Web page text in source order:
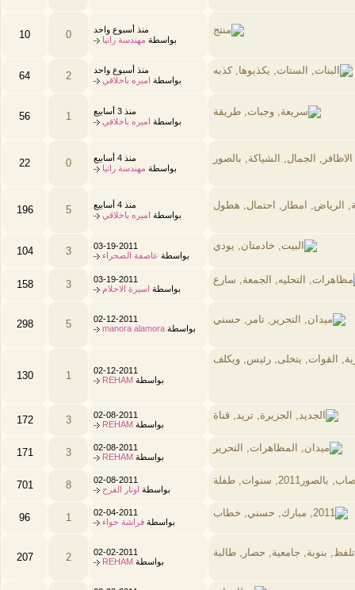
منذ أسبوع واحد
بواسطة مهندسة رانيا 0
10
منذ أسبوع واحد
بواسطة اميره باخلاقي 2
64
منذ 3 أسابيع
بواسطة اميره باخلاقي 1
56
منذ 4 أسابيع
بواسطة مهندسة رانيا 0
22
منذ 4 أسابيع
بواسطة اميره باخلاقي 5
196
03-19-2011
بواسطة عاصفة الصحراء 3
104
03-19-2011
بواسطة اسيرة الاحلام 3
158
02-12-2011
بواسطة manora alamora
5
298
02-12-2011
بواسطة REHAM
1
130
02-08-2011
بواسطة REHAM
3
172
02-08-2011
بواسطة REHAM
3
171
02-08-2011
بواسطة اوتار الفرح 8
701
02-04-2011
بواسطة فراشة حواء 1
96
02-02-2011
بواسطة REHAM
2
207